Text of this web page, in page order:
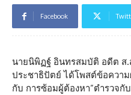
Facebook
นายนิพิฏฐ์ อินทรสมบัติ อดีต ส
ประชาธิปัตย์ ได้โพสต์ข้อควา
กับ การซ้อมผู้ต้องหา”ตำรวจ